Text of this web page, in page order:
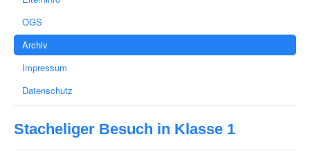
OGS
Archiv
Impressum
Datenschutz
Stacheliger Besuch in Klasse 1